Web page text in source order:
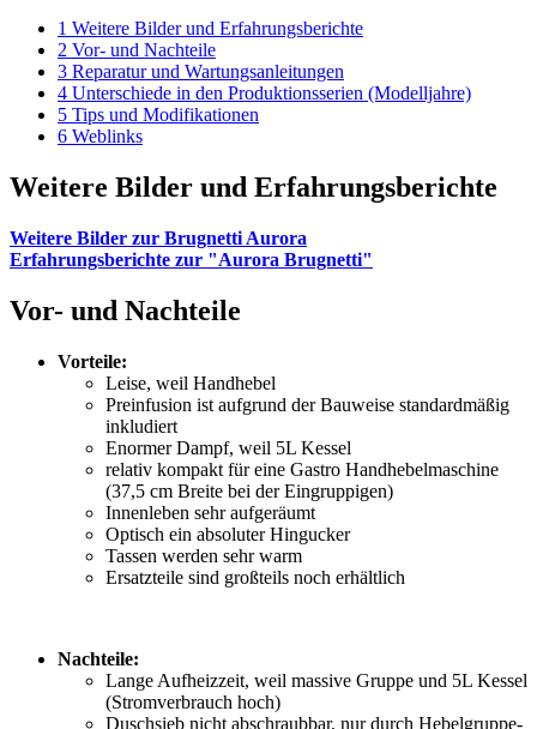
1 Weitere Bilder und Erfahrungsberichte
2 Vor- und Nachteile
3 Reparatur und Wartungsanleitungen
4 Unterschiede in den Produktionsserien (Modelljahre)
5 Tips und Modifikationen
6 Weblinks
Weitere Bilder und Erfahrungsberichte
Weitere Bilder zur Brugnetti Aurora
Erfahrungsberichte zur "Aurora Brugnetti"
Vor- und Nachteile
Vorteile:
Leise, weil Handhebel
Preinfusion ist aufgrund der Bauweise standardmäßig
inkludiert
Enormer Dampf, weil 5L Kessel
relativ kompakt für eine Gastro Handhebelmaschine
(37,5 cm Breite bei der Eingruppigen)
Innenleben sehr aufgeräumt
Optisch ein absoluter Hingucker
Tassen werden sehr warm
Ersatzteile sind großteils noch erhältlich
Nachteile:
Lange Aufheizzeit, weil massive Gruppe und 5L Kessel
(Stromverbrauch hoch)
Duschsieb nicht abschraubbar, nur durch Hebelgruppe-